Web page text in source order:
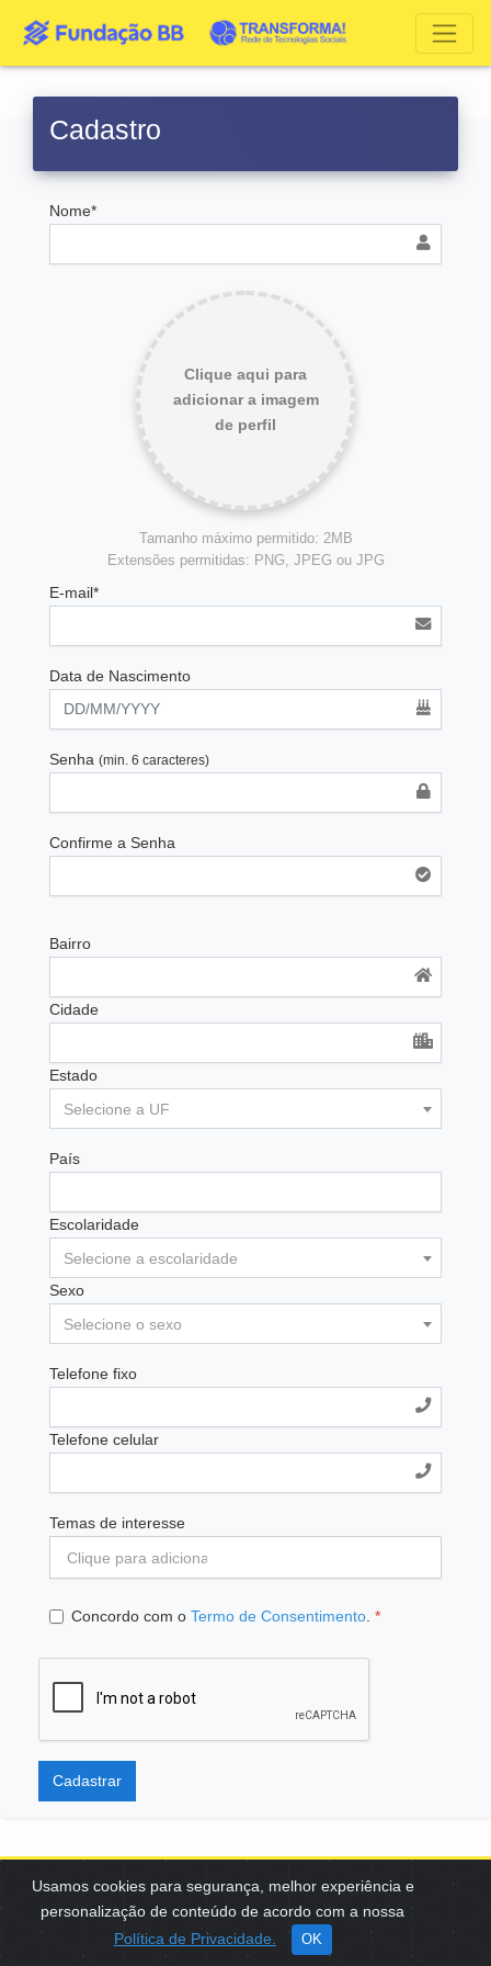
Usamos cookies para segurança, melhor experiência e
personalização de conteúdo de acordo com a nossa
Política de Privacidade.
OK
Cadastro
Nome*
Clique aqui para
adicionar a imagem
de perfil
Tamanho máximo permitido: 2MB
Extensões permitidas: PNG, JPEG ou JPG
E-mail*
Data de Nascimento
Senha (min. 6 caracteres)
Confirme a Senha
Bairro
Cidade
Estado
Selecione a UF
País
Escolaridade
Selecione a escolaridade
Sexo
Selecione o sexo
Telefone fixo
Telefone celular
Temas de interesse
Concordo com o Termo de Consentimento *
Cadastrar
SCES, TRECHO 02, LOTE 22 CEP: 70200-002 | BRASÍLIA (DF) | +55
61 3108-7000 / FBB@FBB.ORG.BR